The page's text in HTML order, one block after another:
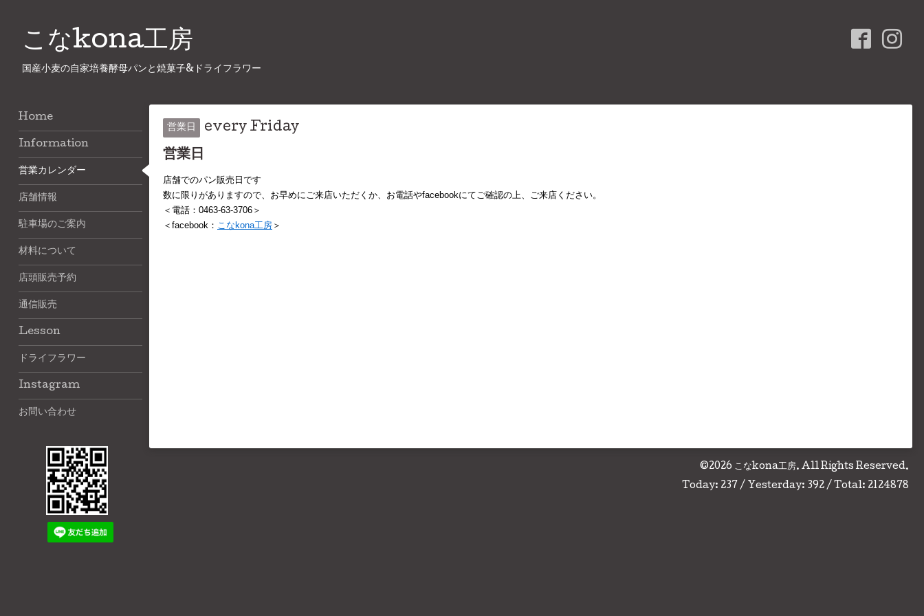
こなkona工房
国産小麦の自家培養酵母パンと焼菓子&ドライフラワー
営業日 every Friday
営業日
店舗でのパン販売日です
数に限りがありますので、お早めにご来店いただくか、お電話やfacebookにてご確認の上、ご来店ください。
＜電話：0463-63-3706＞
＜facebook： こなkona工房 ＞
©2026 こなkona工房. All Rights Reserved.
Today: 237 / Yesterday: 392 / Total: 2124878
Home
Information
営業カレンダー
店舗情報
駐車場のご案内
材料について
店頭販売予約
通信販売
Lesson
ドライフラワー
Instagram
お問い合わせ